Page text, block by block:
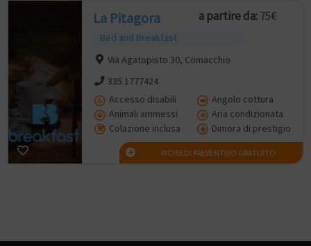
La Pitagora
Bed and Breakfast
a partire da:75€
Via Agatopisto 30, Comacchio
335 1777424
Accesso disabili
Angolo cottura
Animali ammessi
Aria condizionata
Colazione inclusa
Dimora di prestigio
RICHIEDI PREVENTIVO GRATUITO